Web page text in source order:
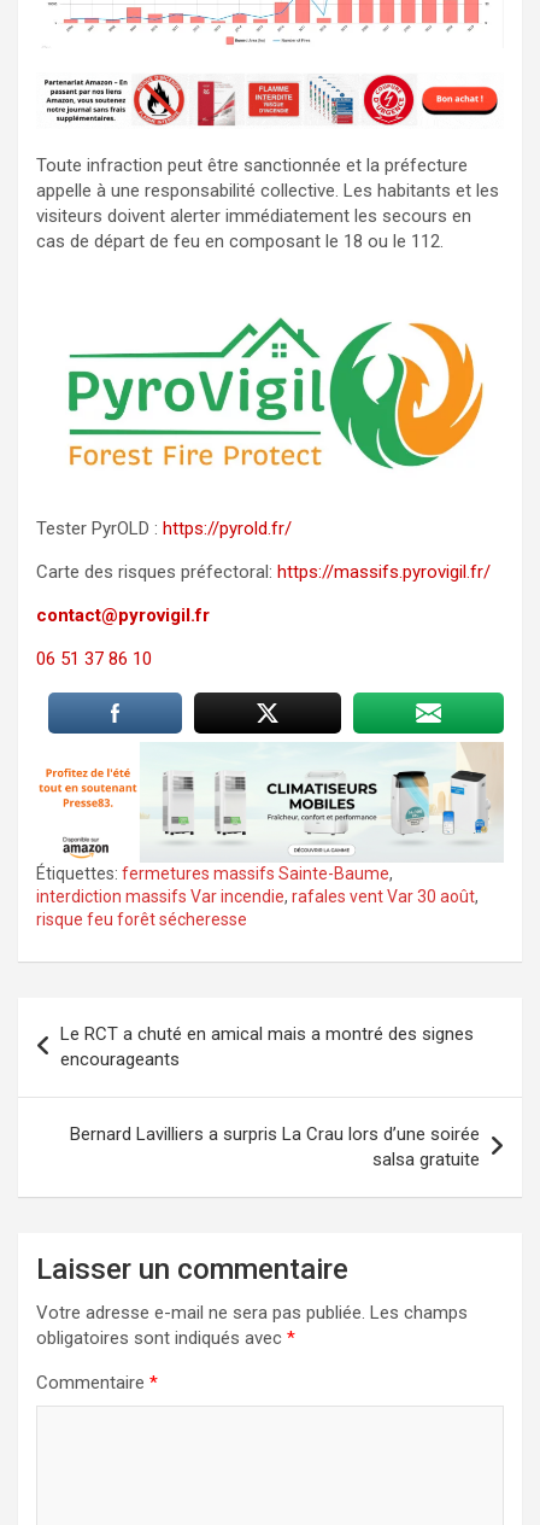
Toute infraction peut être sanctionnée et la préfecture
appelle à une responsabilité collective. Les habitants et les
visiteurs doivent alerter immédiatement les secours en
cas de départ de feu en composant le 18 ou le 112.
Tester PyrOLD : https://pyrold.fr/
Carte des risques préfectoral: https://massifs.pyrovigil.fr/
contact@pyrovigil.fr
06 51 37 86 10
Étiquettes: fermetures massifs Sainte-Baume,
interdiction massifs Var incendie, rafales vent Var 30 août,
risque feu forêt sécheresse
de
l’article
Le RCT a chuté en amical mais a montré des signes
encourageants
Bernard Lavilliers a surpris La Crau lors d’une soirée
salsa gratuite
Laisser un commentaire
Votre adresse e-mail ne sera pas publiée. Les champs
obligatoires sont indiqués avec *
Commentaire *